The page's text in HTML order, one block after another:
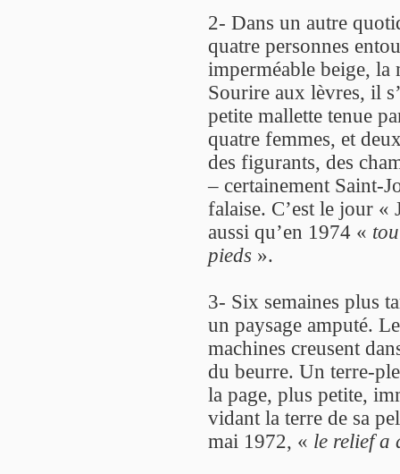
2- Dans un autre
quatre personnes
imperméable beige, la
Sourire aux lèvres, il
petite mallette tenue
quatre femmes, et
des figurants, des
– certainement Saint-
falaise. C’est le jour «
aussi qu’en 1974 «
pieds ».
3- Six semaines plus
un paysage amputé.
machines creusent
du beurre. Un terre-
la page, plus petite,
vidant la terre de sa
mai 1972, « le relief a